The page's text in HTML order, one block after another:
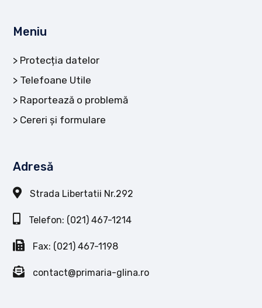
Meniu
Protecția datelor
Telefoane Utile
Raportează o problemă
Cereri și formulare
Adresă
Strada Libertatii Nr.292
Telefon: (021) 467-1214
Fax: (021) 467-1198
contact@primaria-glina.ro